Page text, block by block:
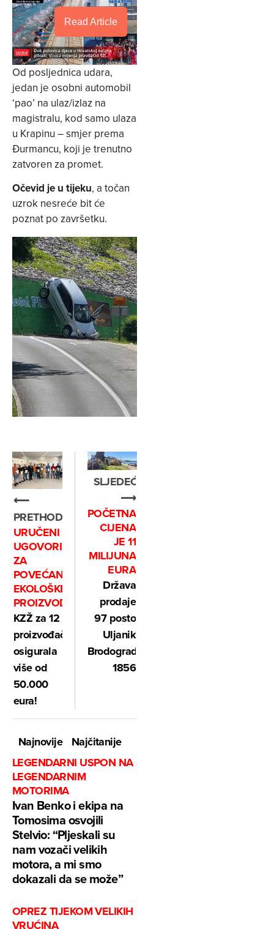
Read Article
Od posljednica udara,
jedan je osobni automobil
‘pao’ na ulaz/izlaz na
magistralu, kod samo ulaza
u Krapinu – smjer prema
Đurmancu, koji je trenutno
zatvoren za promet.
Očevid je u tijeku, a točan
uzrok nesreće bit će
poznat po završetku.
⟵
PRETHODNO
URUČENI
UGOVORI
ZA
POVEĆANJE
EKOLOŠKE
PROIZVODNJE
KZŽ za 12
proizvođača
osigurala
više od
50.000
eura!
SLJEDEĆE
⟶
POČETNA
CIJENA
JE 11
MILIJUNA
EURA
Država
prodaje
97 posto
Uljanik
Brodogradnje
1856
Najnovije
Najčitanije
LEGENDARNI USPON NA
LEGENDARNIM
MOTORIMA
Ivan Benko i ekipa na
Tomosima osvojili
Stelvio: “Pljeskali su
nam vozači velikih
motora, a mi smo
dokazali da se može”
OPREZ TIJEKOM VELIKIH
VRUĆINA